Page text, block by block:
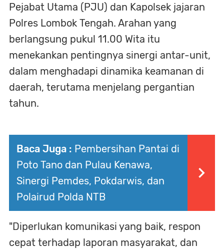
Pejabat Utama (PJU) dan Kapolsek jajaran
Polres Lombok Tengah. Arahan yang
berlangsung pukul 11.00 Wita itu
menekankan pentingnya sinergi antar-unit,
dalam menghadapi dinamika keamanan di
daerah, terutama menjelang pergantian
tahun.
Baca Juga : Pembersihan Pantai di
Poto Tano dan Pulau Kenawa,
Sinergi Pemdes, Pokdarwis, dan
Polairud Polda NTB
"Diperlukan komunikasi yang baik, respon
cepat terhadap laporan masyarakat, dan